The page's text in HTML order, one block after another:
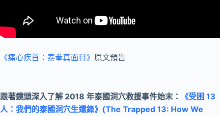
《痛心疾首：泰拳真面目》 原文預告
跟著鏡頭深入了解 2018 年泰國洞穴救援事件始末：
《受困 13
人：我們的泰國洞穴生還錄》(The Trapped 13: How We